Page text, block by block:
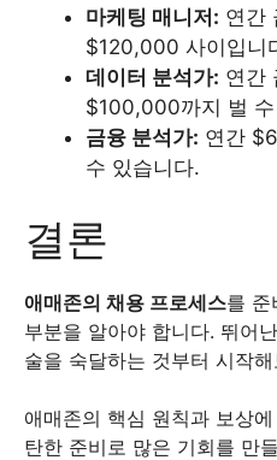
마케팅 매니저: 연간
$120,000 사이입니
데이터 분석가: 연간
$100,000까지 벌
금융 분석가: 연간
수 있습니다.
결론
애매존의 채용 프로세스를 준
부분을 알아야 합니다. 뛰어
술을 숙달하는 것부터 시작
애매존의 핵심 원칙과 보상
탄한 준비로 많은 기회를 만